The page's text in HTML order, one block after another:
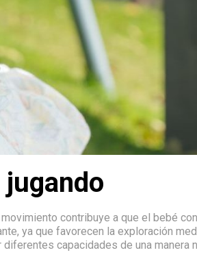
contribuye a que el bebé
ya que favorecen la exploración
capacidades de una manera